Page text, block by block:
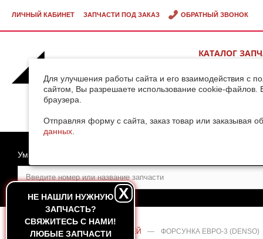
Для улучшения работы сайта и его взаимодействия с
сайтом, Вы разрешаете использование cookie-файлов.
браузера.
Отправляя форму с сайта, заказ товар или заказывая
данных
ЛИЧНЫЙ КАБИНЕТ ЗАПЧАСТИ ПОД ЗАКАЗ ОБРАТНЫЙ ЗВОНОК
КАТАЛОГ
НЕ НАШЛИ НУЖНУЮ
ЗАПЧАСТЬ?
CВЯЖИТЕСЬ С НАМИ!
ЛЮБЫЕ ЗАПЧАСТИ
X
Умный поиск
ГЛАВНАЯ — КАТАЛОГ ЗАПЧАСТЕЙ — ФОРСУНКА ЕВРО-3 (DENSO)